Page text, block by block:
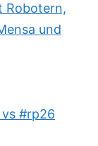
Robotern,
und
#rp26